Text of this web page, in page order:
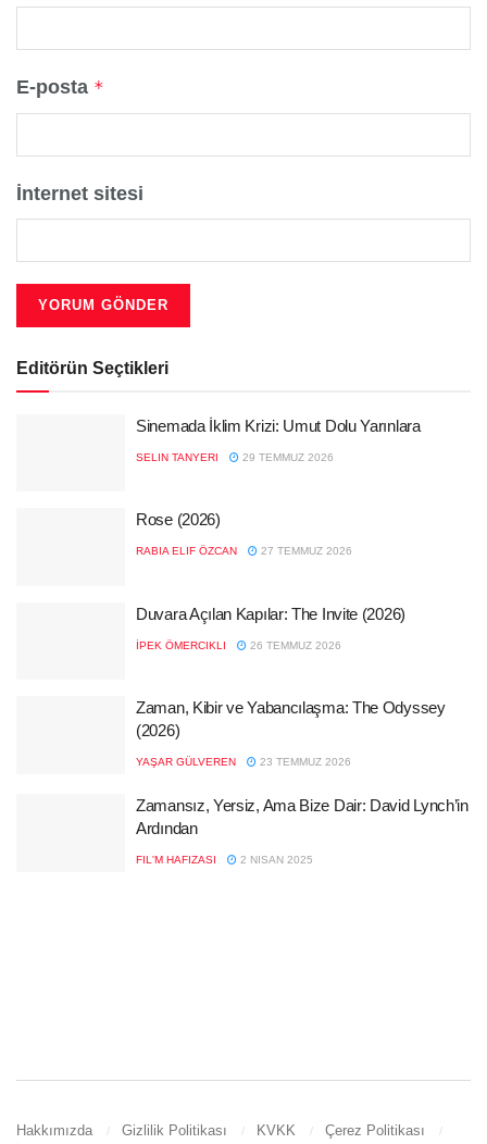
E-posta *
İnternet sitesi
Editörün Seçtikleri
Sinemada İklim Krizi: Umut Dolu Yarınlara
SELIN TANYERI 29 TEMMUZ 2026
Rose (2026)
RABIA ELIF ÖZCAN 27 TEMMUZ 2026
Duvara Açılan Kapılar: The Invite (2026)
İPEK ÖMERCIKLI 26 TEMMUZ 2026
Zaman, Kibir ve Yabancılaşma: The Odyssey
(2026)
YAŞAR GÜLVEREN 23 TEMMUZ 2026
Zamansız, Yersiz, Ama Bize Dair: David Lynch’in
Ardından
FIL'M HAFIZASI 2 NISAN 2025
Hakkımızda Gizlilik Politikası KVKK
Çerez Politikası